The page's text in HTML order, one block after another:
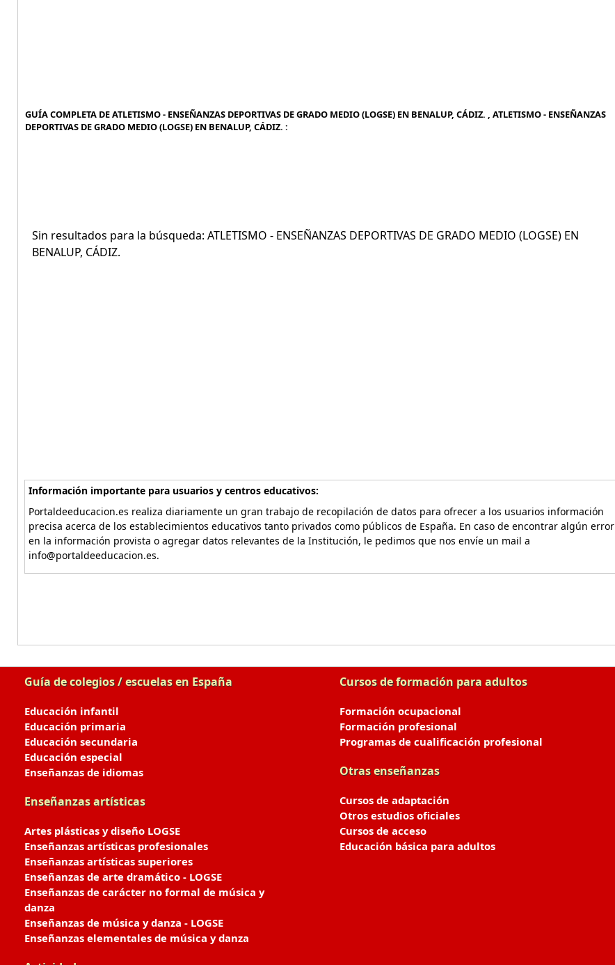
GUÍA COMPLETA DE ATLETISMO - ENSEÑANZAS DEPORTIVAS DE GRADO MEDIO (LOGSE) EN BENALUP, CÁDIZ. , ATLETISMO - ENSEÑANZAS
DEPORTIVAS DE GRADO MEDIO (LOGSE) EN BENALUP, CÁDIZ. :
Sin resultados para la búsqueda: ATLETISMO - ENSEÑANZAS DEPORTIVAS DE GRADO MEDIO (LOGSE) EN
BENALUP, CÁDIZ.
Información importante para usuarios y centros educativos:
Portaldeeducacion.es realiza diariamente un gran trabajo de recopilación de datos para ofrecer a los usuarios información
precisa acerca de los establecimientos educativos tanto privados como públicos de España. En caso de encontrar algún error
en la información provista o agregar datos relevantes de la Institución, le pedimos que nos envíe un mail a
info@portaldeeducacion.es.
Guía de colegios / escuelas en España
Educación infantil
Educación primaria
Educación secundaria
Educación especial
Enseñanzas de idiomas
Enseñanzas artísticas
Artes plásticas y diseño LOGSE
Enseñanzas artísticas profesionales
Enseñanzas artísticas superiores
Enseñanzas de arte dramático - LOGSE
Enseñanzas de carácter no formal de música y
danza
Enseñanzas de música y danza - LOGSE
Enseñanzas elementales de música y danza
Cursos de formación para adultos
Formación ocupacional
Formación profesional
Programas de cualificación profesional
Otras enseñanzas
Cursos de adaptación
Otros estudios oficiales
Cursos de acceso
Educación básica para adultos